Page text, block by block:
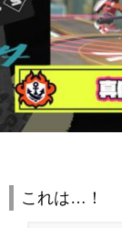
これは…！